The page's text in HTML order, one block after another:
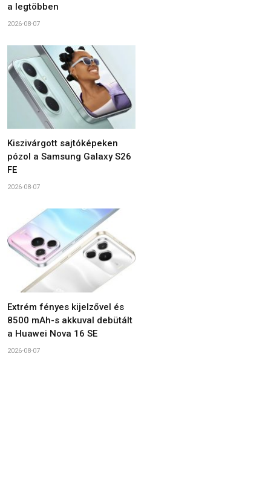
a legtöbben
2026-08-07
Kiszivárgott sajtóképeken
pózol a Samsung Galaxy S26
FE
2026-08-07
Extrém fényes kijelzővel és
8500 mAh-s akkuval debütált
a Huawei Nova 16 SE
2026-08-07